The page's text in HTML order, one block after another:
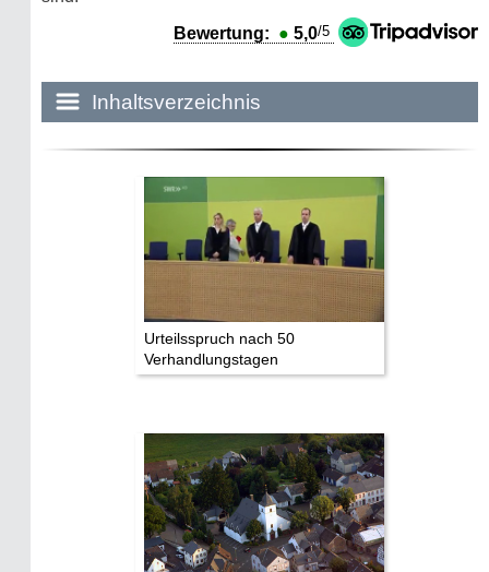
Bewertung: ● 5,0/5
Inhaltsverzeichnis
Historie:
Die dunkle Seite
Mythen, Märchen & Legenden (2025)
Sightseeing:
Die Eifel entdecken
Eifelevents
Eifelkarte:
Drehorte & Tatorte
Eifelkrimi: Keine Gutenachtgeschichte
Die Autoren
Urteilsspruch nach 50
Verhandlungstagen